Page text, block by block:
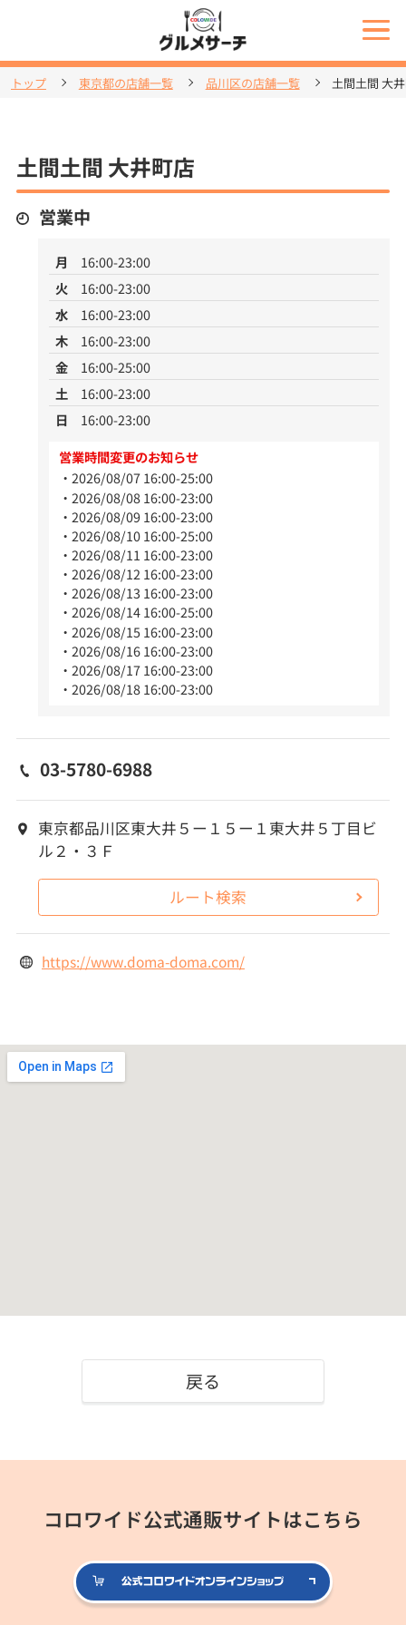
トップ 東京都の店舗一覧 品川区の店舗一覧 土間土間 大
土間土間 大井町店
営業中
月
16:00-23:00
火
16:00-23:00
水
16:00-23:00
木
16:00-23:00
金
16:00-25:00
土
16:00-23:00
日
16:00-23:00
営業時間変更のお知らせ
2026/08/07 16:00-25:00
2026/08/08 16:00-23:00
2026/08/09 16:00-23:00
2026/08/10 16:00-25:00
2026/08/11 16:00-23:00
2026/08/12 16:00-23:00
2026/08/13 16:00-23:00
2026/08/14 16:00-25:00
2026/08/15 16:00-23:00
2026/08/16 16:00-23:00
2026/08/17 16:00-23:00
2026/08/18 16:00-23:00
03-5780-6988
東京都品川区東大井５ー１５ー１東大井５丁目ビ
ル２・３Ｆ
ルート検索
https://www.doma-doma.com/
戻る
コロワイド公式通販サイトはこちら
公式コロ